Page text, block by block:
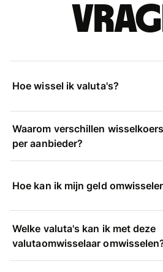
Hoe wissel ik valuta's?
Waarom verschillen
per aanbieder?
Hoe kan ik mijn geld
Welke valuta's kan ik met deze
valutaomwisselaar